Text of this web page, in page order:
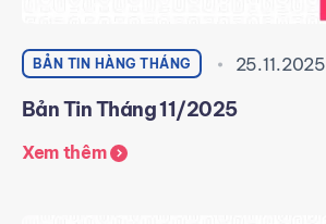
BẢN TIN HÀNG THÁNG 25.11.2025
Bản Tin Tháng 11/2025
Xem thêm